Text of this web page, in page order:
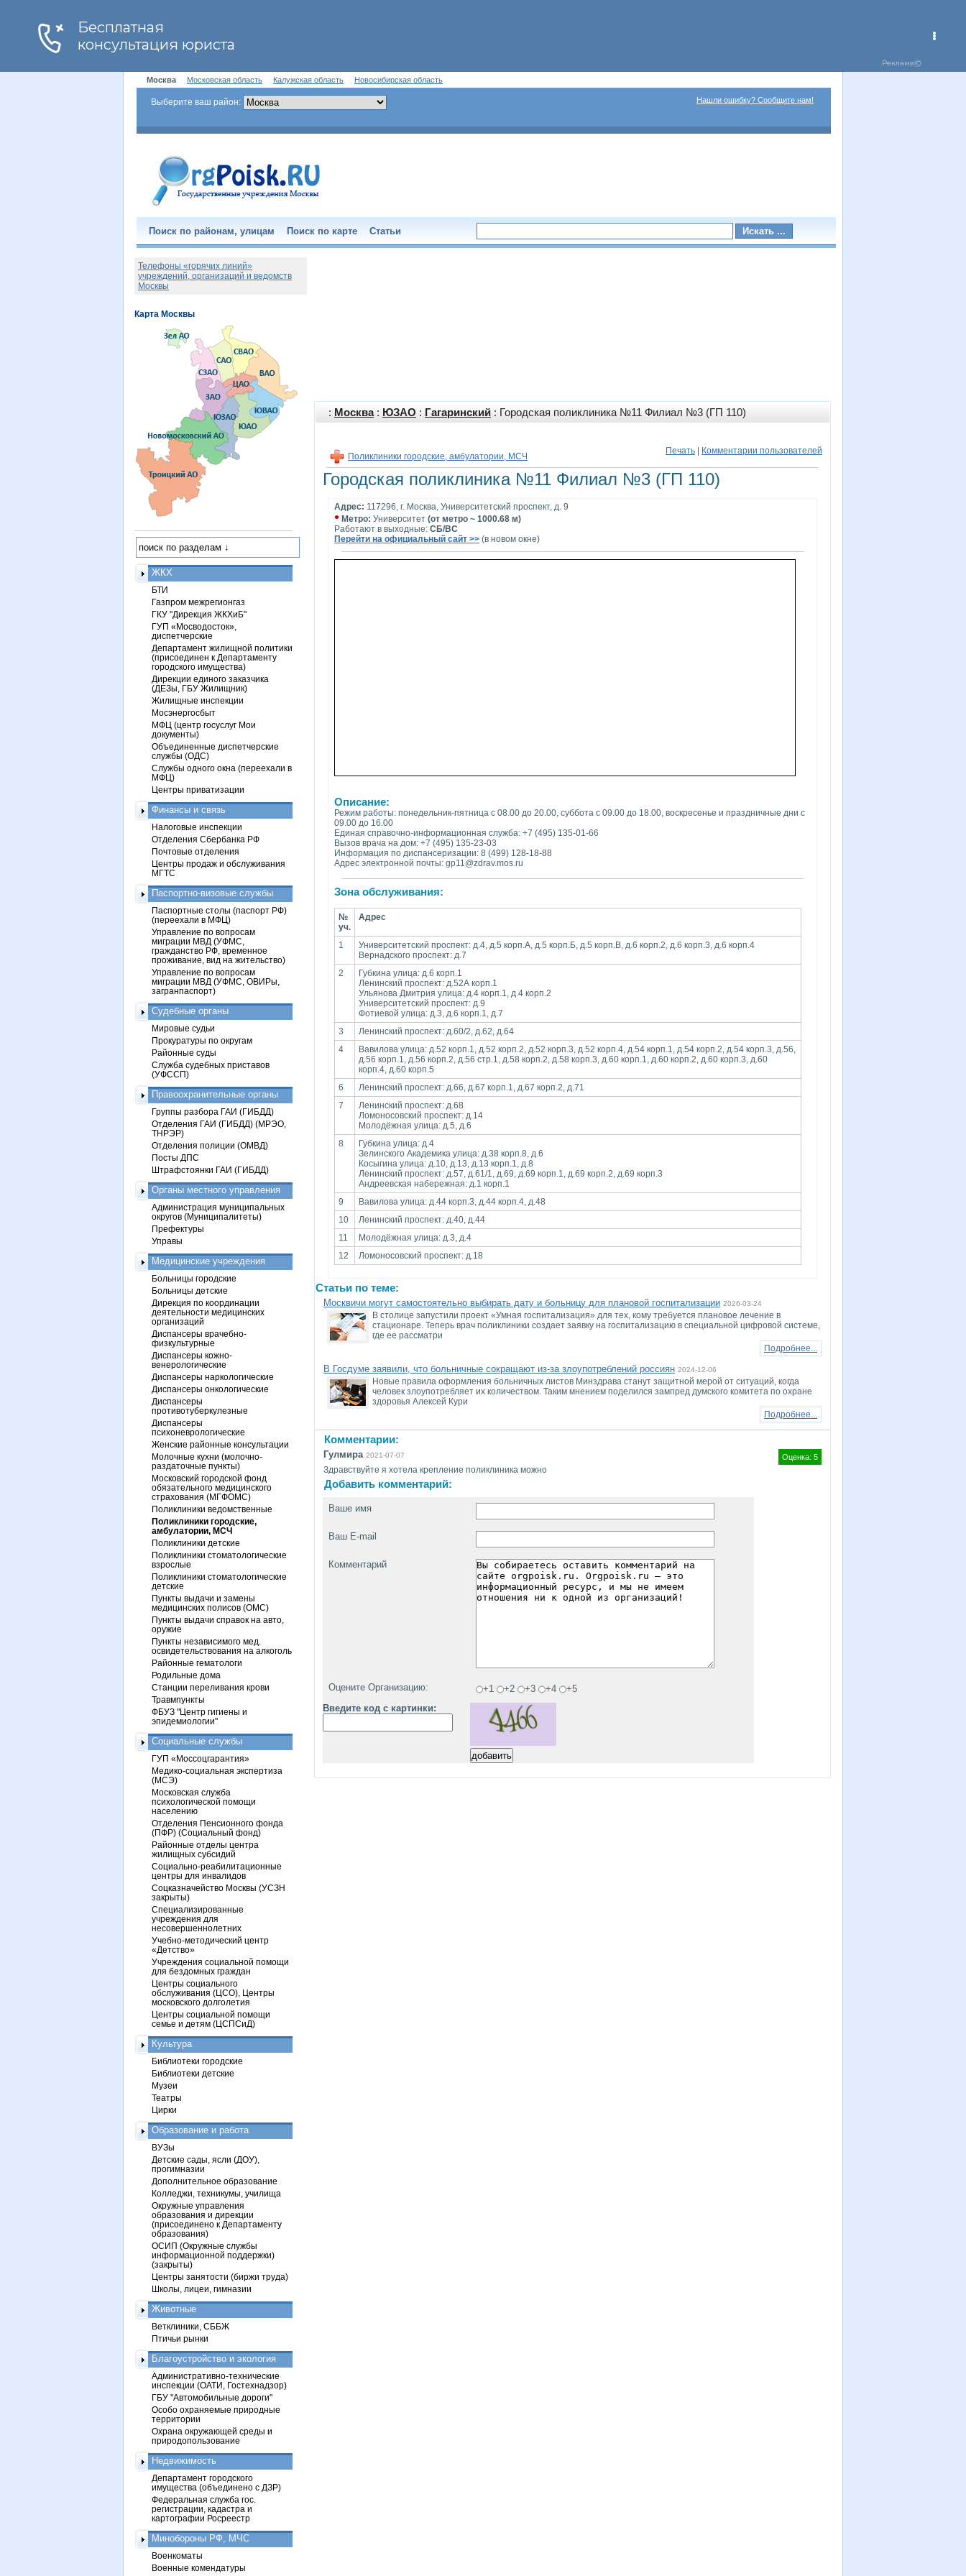
Москва Московская область Калужская область Новосибирская область
Выберите ваш район: Нашли ошибку? Сообщите нам!
Поиск по районам, улицам Поиск по карте Статьи
: Москва: ЮЗАО : Гагаринский : Городская поликлиника №11 Филиал №3 (ГП 110)
Печать Комментарии пользователей
Поликлиники городские, амбулатории, МСЧ
Городская поликлиника №11 Филиал №3 (ГП 110)
Адрес: 117296, г. Москва, Университетский проспект, д. 9
• Метро: Университет (от метро ~ 1000.68 м)
Работают в выходные: СБ/ВС
Перейти на официальный сайт >> (в новом окне)
Описание:
Режим работы: понедельник-пятница с 08.00 до 20.00, суббота с 09.00 до 18.00, воскресенье и праздничные дни с
09.00 до 16.00
Единая справочно-информационная служба: +7 (495) 135-01-66
Вызов врача на дом: +7 (495) 135-23-03
Информация по диспансеризации: 8 (499) 128-18-88
Адрес электронной почты: gp11@zdrav.mos.ru
Зона обслуживания:
№
уч.
Адрес
1
Университетский проспект: д.4, д.5 корп.А, д.5 корп.Б, д.5 корп.В, д.6 корп.2, д.6 корп.3, д.6 корп.4
Вернадского проспект: д.7
2
Губкина улица: д.6 корп.1
Ленинский проспект: д.52А корп.1
Ульянова Дмитрия улица: д.4 корп.1, д.4 корп.2
Университетский проспект: д.9
Фотиевой улица: д.3, д.6 корп.1, д.7
3
Ленинский проспект: д.60/2, д.62, д.64
4
Вавилова улица: д.52 корп.1, д.52 корп.2, д.52 корп.3, д.52 корп.4, д.54 корп.1, д.54 корп.2, д.54 корп.3, д.56,
д.56 корп.1, д.56 корп.2, д.56 стр.1, д.58 корп.2, д.58 корп.3, д.60 корп.1, д.60 корп.2, д.60 корп.3, д.60
корп.4, д.60 корп.5
6
Ленинский проспект: д.66, д.67 корп.1, д.67 корп.2, д.71
7
Ленинский проспект: д.68
Ломоносовский проспект: д.14
Молодёжная улица: д.5, д.6
8
Губкина улица: д.4
Зелинского Академика улица: д.38 корп.8, д.6
Косыгина улица: д.10, д.13, д.13 корп.1, д.8
Ленинский проспект: д.57, д.61/1, д.69, д.69 корп.1, д.69 корп.2, д.69 корп.3
Андреевская набережная: д.1 корп.1
9
Вавилова улица: д.44 корп.3, д.44 корп.4, д.48
10
Ленинский проспект: д.40, д.44
11
Молодёжная улица: д.3, д.4
12
Ломоносовский проспект: д.18
Статьи по теме:
Москвичи могут самостоятельно выбирать дату и больницу для плановой госпитализации 2026-03-24
В столице запустили проект «Умная госпитализация» для тех, кому требуется плановое лечение в
стационаре. Теперь врач поликлиники создает заявку на госпитализацию в специальной цифровой системе,
где ее рассматри
Подробнее...
В Госдуме заявили, что больничные сокращают из-за злоупотреблений россиян 2024-12-06
Новые правила оформления больничных листов Минздрава станут защитной мерой от ситуаций, когда
человек злоупотребляет их количеством. Таким мнением поделился зампред думского комитета по охране
здоровья Алексей Кури
Подробнее...
Комментарии:
Оценка: 5
Гулмира 2021-07-07
Здравствуйте я хотела крепление поликлиника можно
Добавить комментарий:
Ваше имя
Ваш E-mail
Комментарий
Оцените Организацию: +1 +2 +3 +4
+5
Введите код с картинки:
Телефоны «горячих линий»
учреждений, организаций и ведомств
Москвы
ЖКХ
БТИ
Газпром межрегионгаз
ГКУ "Дирекция ЖКХиБ"
ГУП «Мосводосток»,
диспетчерские
Департамент жилищной политики
(присоединен к Департаменту
городского имущества)
Дирекции единого заказчика
(ДЕЗы, ГБУ Жилищник)
Жилищные инспекции
Мосэнергосбыт
МФЦ (центр госуслуг Мои
документы)
Объединенные диспетчерские
службы (ОДС)
Службы одного окна (переехали в
МФЦ)
Центры приватизации
Финансы и связь
Налоговые инспекции
Отделения Сбербанка РФ
Почтовые отделения
Центры продаж и обслуживания
МГТС
Паспортно-визовые службы
Паспортные столы (паспорт РФ)
(переехали в МФЦ)
Управление по вопросам
миграции МВД (УФМС,
гражданство РФ, временное
проживание, вид на жительство)
Управление по вопросам
миграции МВД (УФМС, ОВИРы,
загранпаспорт)
Судебные органы
Мировые судьи
Прокуратуры по округам
Районные суды
Служба судебных приставов
(УФССП)
Правоохранительные органы
Группы разбора ГАИ (ГИБДД)
Отделения ГАИ (ГИБДД) (МРЭО,
ТНРЭР)
Отделения полиции (ОМВД)
Посты ДПС
Штрафстоянки ГАИ (ГИБДД)
Органы местного управления
Администрация муниципальных
округов (Муниципалитеты)
Префектуры
Управы
Медицинские учреждения
Больницы городские
Больницы детские
Дирекция по координации
деятельности медицинских
организаций
Диспансеры врачебно-
физкультурные
Диспансеры кожно-
венерологические
Диспансеры наркологические
Диспансеры онкологические
Диспансеры
противотуберкулезные
Диспансеры
психоневрологические
Женские районные консультации
Молочные кухни (молочно-
раздаточные пункты)
Московский городской фонд
обязательного медицинского
страхования (МГФОМС)
Поликлиники ведомственные
Поликлиники городские,
амбулатории, МСЧ
Поликлиники детские
Поликлиники стоматологические
взрослые
Поликлиники стоматологические
детские
Пункты выдачи и замены
медицинских полисов (ОМС)
Пункты выдачи справок на авто,
оружие
Пункты независимого мед.
освидетельствования на алкоголь
Районные гематологи
Родильные дома
Станции переливания крови
Травмпункты
ФБУЗ "Центр гигиены и
эпидемиологии"
Социальные службы
ГУП «Моссоцгарантия»
Медико-социальная экспертиза
(МСЭ)
Московская служба
психологической помощи
населению
Отделения Пенсионного фонда
(ПФР) (Социальный фонд)
Районные отделы центра
жилищных субсидий
Социально-реабилитационные
центры для инвалидов
Соцказначейство Москвы (УСЗН
закрыты)
Специализированные
учреждения для
несовершеннолетних
Учебно-методический центр
«Детство»
Учреждения социальной помощи
для бездомных граждан
Центры социального
обслуживания (ЦСО), Центры
московского долголетия
Центры социальной помощи
семье и детям (ЦСПСиД)
Культура
Библиотеки городские
Библиотеки детские
Музеи
Театры
Цирки
Образование и работа
ВУЗы
Детские сады, ясли (ДОУ),
прогимназии
Дополнительное образование
Колледжи, техникумы, училища
Окружные управления
образования и дирекции
(присоединено к Департаменту
образования)
ОСИП (Окружные службы
информационной поддержки)
(закрыты)
Центры занятости (биржи труда)
Школы, лицеи, гимназии
Животные
Ветклиники, СББЖ
Птичьи рынки
Благоустройство и экология
Административно-технические
инспекции (ОАТИ, Гостехнадзор)
ГБУ "Автомобильные дороги"
Особо охраняемые природные
территории
Охрана окружающей среды и
природопользование
Недвижимость
Департамент городского
имущества (объединено с ДЗР)
Федеральная служба гос.
регистрации, кадастра и
картографии Росреестр
Минобороны РФ, МЧС
Военкоматы
Военные комендатуры